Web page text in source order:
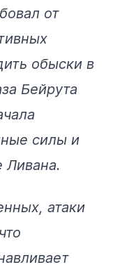
от
обыски в
Бейрута
силы и
Ливана.
атаки